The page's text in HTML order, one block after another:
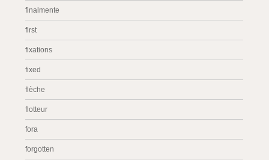
finalmente
first
fixations
fixed
flèche
flotteur
fora
forgotten